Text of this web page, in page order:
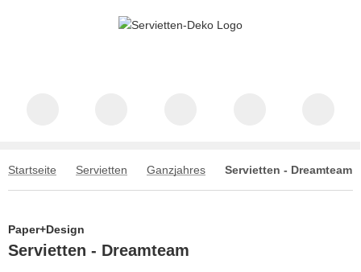
Startseite Servietten Ganzjahres Servietten - Dreamteam
Paper+Design
Servietten - Dreamteam